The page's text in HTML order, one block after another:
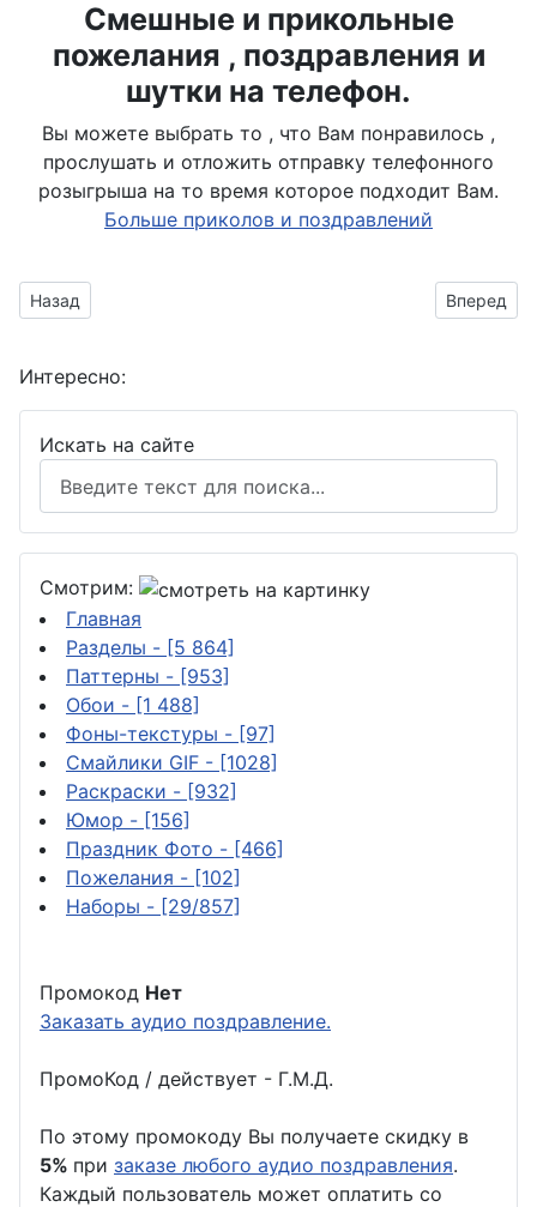
Смешные и прикольные
пожелания , поздравления и
шутки на телефон.
Вы можете выбрать то , что Вам понравилось ,
прослушать и отложить отправку телефонного
розыгрыша на то время которое подходит Вам.
Больше приколов и поздравлений
Предыдущий материал: Столько всего и это всё мне
Назад Вперед
Интересно:
Искать на сайте
Смотрим:
Главная
Разделы - [5 864]
Паттерны - [953]
Обои - [1 488]
Фоны-текстуры - [97]
Смайлики GIF - [1028]
Раскраски - [932]
Юмор - [156]
Праздник Фото - [466]
Пожелания - [102]
Наборы - [29/857]
Промокод Нет
Заказать аудио поздравление.
ПромоКод / действует - Г.М.Д.
По этому промокоду Вы получаете скидку в
5% при заказе любого аудио поздравления.
Каждый пользователь может оплатить со